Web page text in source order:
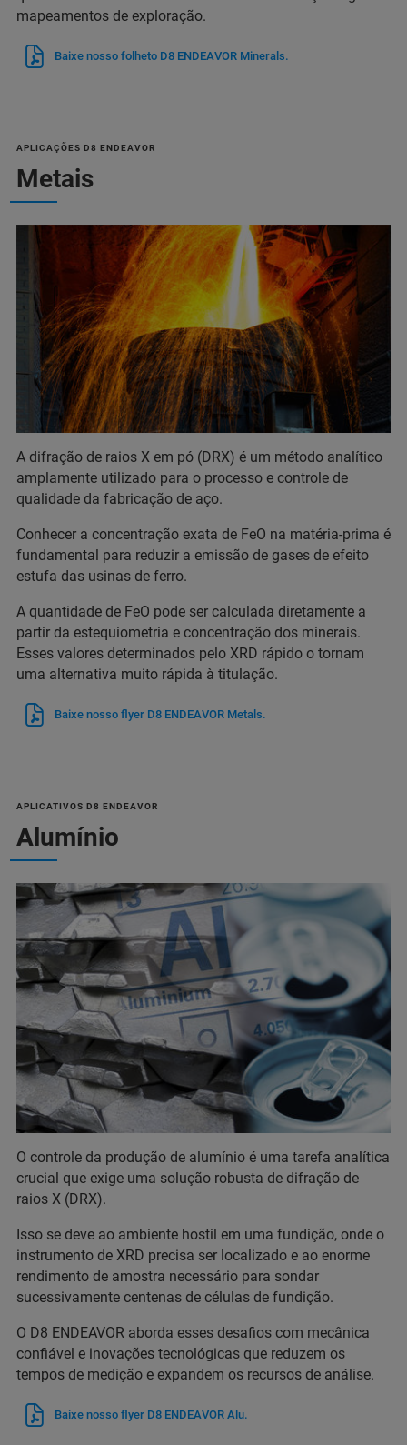
mapeamentos de exploração.
Baixe nosso folheto D8 ENDEAVOR Minerals.
APLICAÇÕES D8 ENDEAVOR
Metais
A difração de raios X em pó (DRX) é um método analítico
amplamente utilizado para o processo e controle de
qualidade da fabricação de aço.
Conhecer a concentração exata de FeO na matéria-prima é
fundamental para reduzir a emissão de gases de efeito
estufa das usinas de ferro.
A quantidade de FeO pode ser calculada diretamente a
partir da estequiometria e concentração dos minerais.
Esses valores determinados pelo XRD rápido o tornam
uma alternativa muito rápida à titulação.
Baixe nosso flyer D8 ENDEAVOR Metals.
APLICATIVOS D8 ENDEAVOR
Alumínio
O controle da produção de alumínio é uma tarefa analítica
crucial que exige uma solução robusta de difração de
raios X (DRX).
Isso se deve ao ambiente hostil em uma fundição, onde o
instrumento de XRD precisa ser localizado e ao enorme
rendimento de amostra necessário para sondar
sucessivamente centenas de células de fundição.
O D8 ENDEAVOR aborda esses desafios com mecânica
confiável e inovações tecnológicas que reduzem os
tempos de medição e expandem os recursos de análise.
Baixe nosso flyer D8 ENDEAVOR Alu.